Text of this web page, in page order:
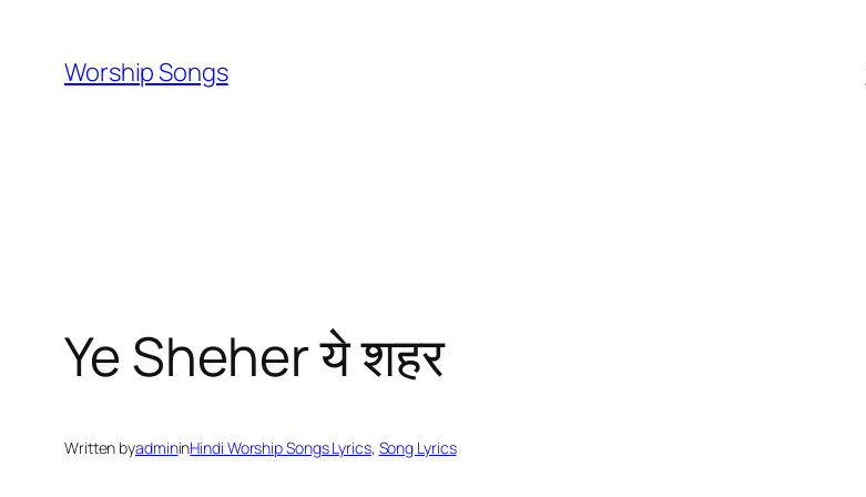
content
Worship Songs
Ye Sheher ये शहर
Written byadmininHindi Worship Songs Lyrics, Song Lyrics